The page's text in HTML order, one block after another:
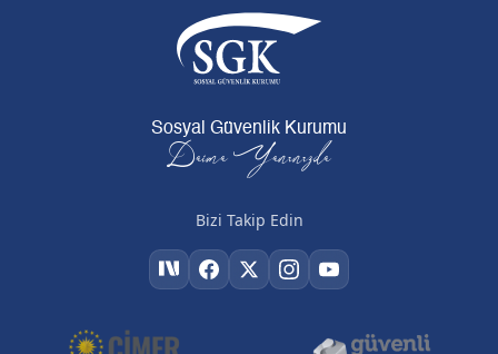
Sosyal Güvenlik Kurumu
Daima Yanınızda
Bizi Takip Edin